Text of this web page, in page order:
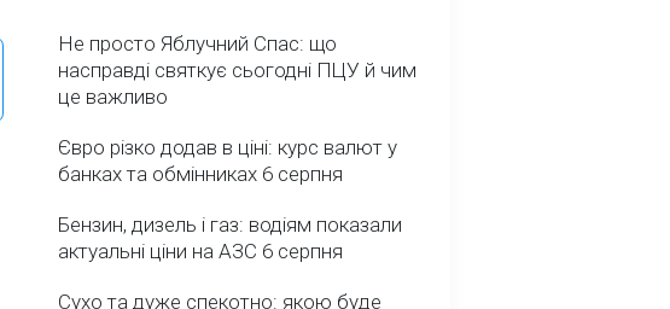
Не просто Яблучний Спас: що
насправді святкує сьогодні ПЦУ й чим
це важливо
Євро різко додав в ціні: курс валют у
банках та обмінниках 6 серпня
Бензин, дизель і газ: водіям показали
актуальні ціни на АЗС 6 серпня
Сухо та дуже спекотно: якою буде